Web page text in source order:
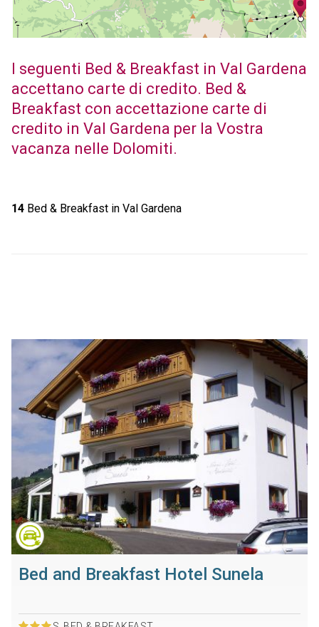
I seguenti Bed & Breakfast in Val Gardena
accettano carte di credito. Bed &
Breakfast con accettazione carte di
credito in Val Gardena per la Vostra
vacanza nelle Dolomiti.
14Bed & Breakfast in Val Gardena
Bed and Breakfast Hotel Sunela